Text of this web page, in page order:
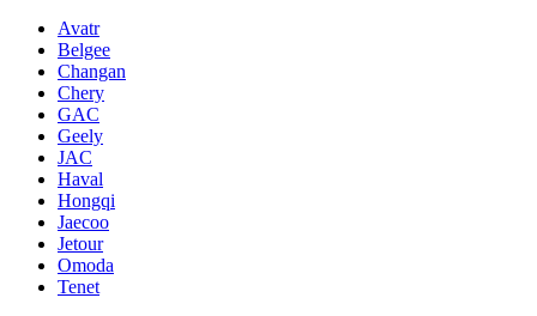
Avatr
Belgee
Changan
Chery
GAC
Geely
JAC
Haval
Hongqi
Jaecoo
Jetour
Omoda
Tenet